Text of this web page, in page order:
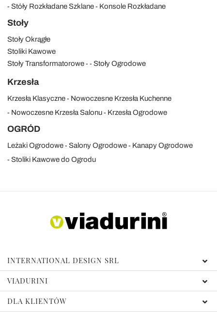
Stóły Rozkładane Szklane
Konsole Rozkładane
Stoły
Stoły Okrągłe
Stoliki Kawowe
Stoły Transformatorowe
Stoły Ogrodowe
Krzesła
Krzesła Klasyczne
Nowoczesne Krzesła Kuchenne
Nowoczesne Krzesła Salonu
Krzesła Ogrodowe
OGRÓD
Leżaki Ogrodowe Salony Ogrodowe
Kanapy Ogrodowe
Stoliki Kawowe do Ogrodu
INTERNATIONAL DESIGN SRL
VIADURINI
DLA KLIENTÓW